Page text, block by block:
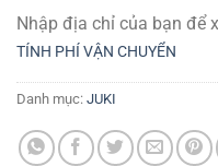
Nhập địa chỉ của bạn để
TÍNH PHÍ VẬN CHUYỂN
Danh mục: JUKI